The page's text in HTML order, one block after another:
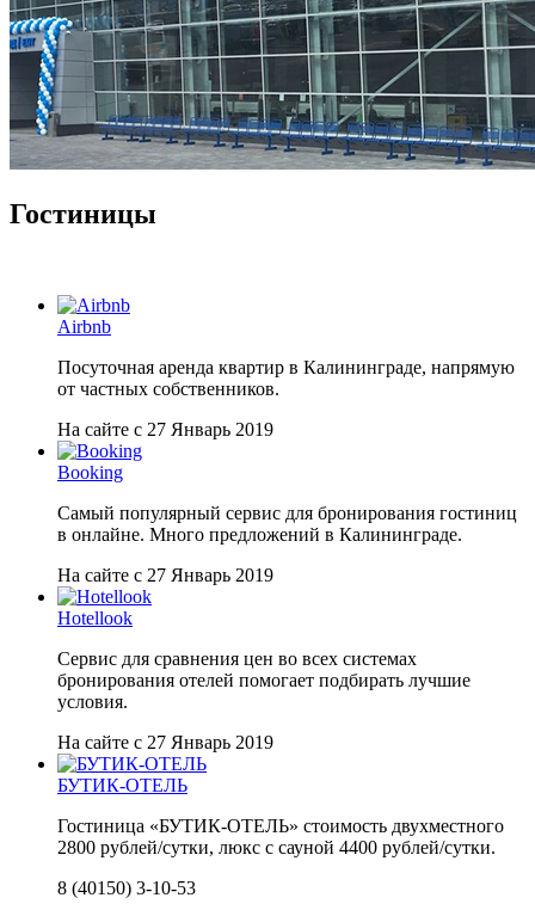
Гостиницы
Airbnb
Посуточная аренда квартир в Калининграде, напрямую
от частных собственников.
На сайте с 27 Январь 2019
Booking
Самый популярный сервис для бронирования гостиниц
в онлайне. Много предложений в Калининграде.
На сайте с 27 Январь 2019
Hotellook
Сервис для сравнения цен во всех системах
бронирования отелей помогает подбирать лучшие
условия.
На сайте с 27 Январь 2019
БУТИК-ОТЕЛЬ
Гостиница «БУТИК-ОТЕЛЬ» стоимость двухместного
2800 рублей/сутки, люкс с сауной 4400 рублей/сутки.
8 (40150) 3-10-53